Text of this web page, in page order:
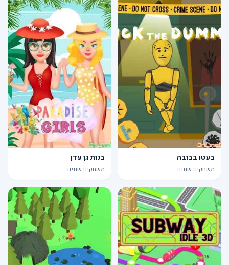
בעטו בבובה
משחקים שונים
בנות גן עדן
משחקים שונים